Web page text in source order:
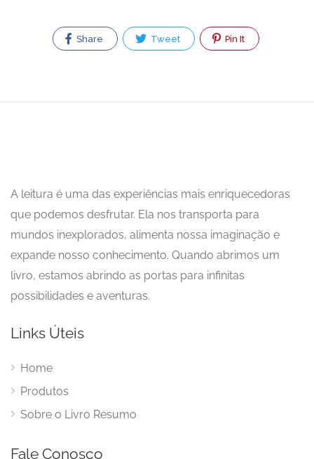
Share Tweet Pin It
A leitura é uma das experiências mais enriquecedoras
que podemos desfrutar. Ela nos transporta para
mundos inexplorados, alimenta nossa imaginação e
expande nosso conhecimento. Quando abrimos um
livro, estamos abrindo as portas para infinitas
possibilidades e aventuras.
Links Úteis
Home
Produtos
Sobre o Livro Resumo
Fale Conosco